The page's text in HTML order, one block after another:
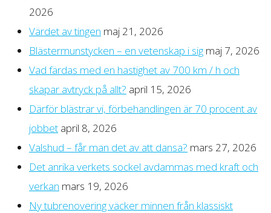
2026
Värdet av tingen maj 21, 2026
Blästermunstycken – en vetenskap i sig maj 7, 2026
Vad färdas med en hastighet av 700 km / h och
skapar avtryck på allt? april 15, 2026
Därför blästrar vi, förbehandlingen är 70 procent av
jobbet april 8, 2026
Valshud – får man det av att dansa? mars 27, 2026
Det anrika verkets sockel avdammas med kraft och
verkan mars 19, 2026
Ny tubrenovering väcker minnen från klassiskt